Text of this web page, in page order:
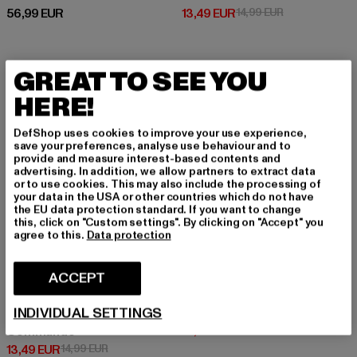
56,99 EUR
Prix courant: 56,99 EUR
13,49 EUR
Prix courant: 13,49 EUR
14,99 EURPrix en
-10%
BRANDIT
Commando
13,49 EUR
Prix courant: 13,49 EUR
14,99 EURPrix en promotion: 14,99 EUR
-50%
10,00 EUR
GREAT TO SEE YOU
HERE!
DefShop uses cookies to improve your use experience,
save your preferences, analyse use behaviour and to
provide and measure interest-based contents and
advertising. In addition, we allow partners to extract data
or to use cookies. This may also include the processing of
your data in the USA or other countries which do not have
the EU data protection standard. If you want to change
this, click on "Custom settings". By clicking on "Accept" you
agree to this. Data protection
ACCEPT
INDIVIDUAL SETTINGS